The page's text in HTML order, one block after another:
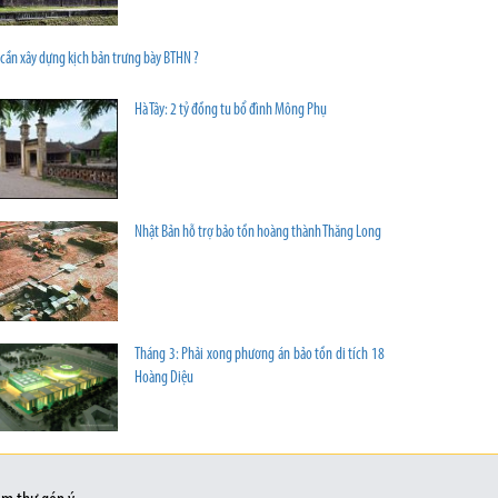
xây dựng kịch bản trưng bày BTHN ?
Hà Tây: 2 tỷ đồng tu bổ đình Mông Phụ
Nhật Bản hỗ trợ bảo tồn hoàng thành Thăng Long
Tháng 3: Phải xong phương án bảo tồn di tích 18
Hoàng Diệu